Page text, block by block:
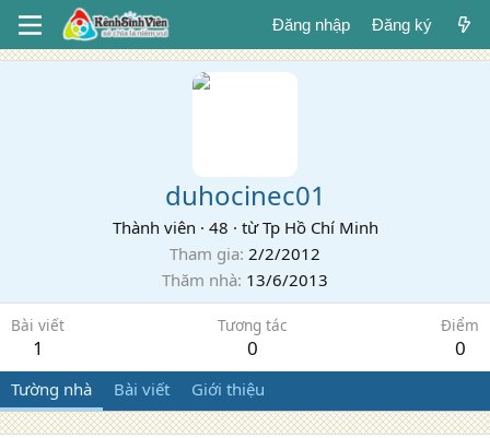
Đăng nhập Đăng ký
duhocinec01
Thành viên · 48 · từTp Hồ Chí Minh
Tham gia 2/2/2012
Thăm nhà 13/6/2013
Bài viết
1
Tương tác
0
Điểm
0
Tường nhà Bài viết Giới thiệu